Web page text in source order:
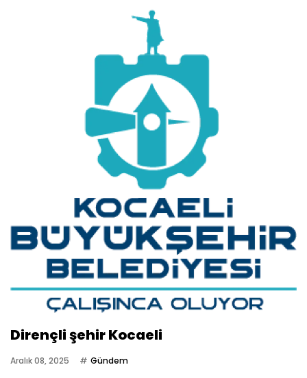
Dirençli şehir Kocaeli
Aralık 08, 2025 Gündem